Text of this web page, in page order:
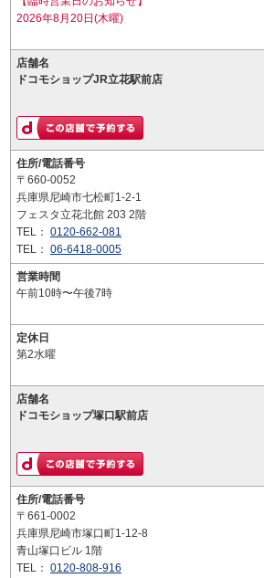
2026年8月20日(木曜)
店舗名
ドコモショップJR立花駅前店
住所/電話番号
〒660-0052
兵庫県尼崎市七松町1-2-1
フェスタ立花北館 203 2階
TEL： 0120-662-081
TEL： 06-6418-0005
営業時間
午前10時〜午後7時
定休日
第2水曜
店舗名
ドコモショップ塚口駅前店
住所/電話番号
〒661-0002
兵庫県尼崎市塚口町1-12-8
青山塚口ビル 1階
TEL： 0120-808-916